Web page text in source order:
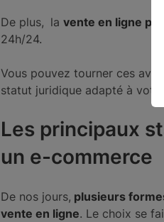
De plus, la vente en ligne
24h/24.
Vous pouvez tourner ces
statut juridique adapté à votre
Les principaux
un e-commerce
De nos jours, plusieurs
vente en ligne. Le choix se